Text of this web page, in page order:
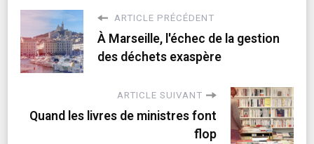
ARTICLE PRÉCÉDENT
À Marseille, l'échec de la gestion
des déchets exaspère
ARTICLE SUIVANT
Quand les livres de ministres font
flop